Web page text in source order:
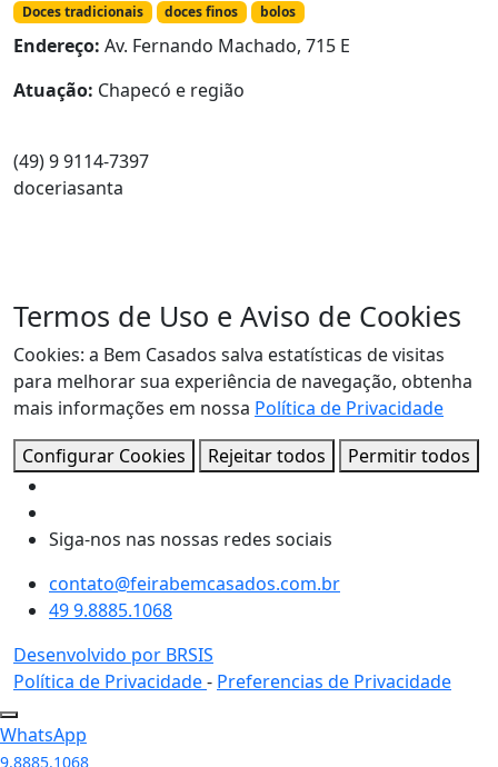
Doces tradicionais
doces finos bolos
Endereço: Av. Fernando Machado, 715 E
Atuação: Chapecó e região
(49) 9 9114-7397
doceriasanta
Termos de Uso e Aviso de Cookies
Cookies: a Bem Casados salva estatísticas de visitas
para melhorar sua experiência de navegação, obtenha
mais informações em nossa Política de Privacidade
Configurar Cookies
Rejeitar todos Permitir todos
Siga-nos nas nossas redes sociais
contato@feirabemcasados.com.br
49 9.8885.1068
Desenvolvido por BRSIS
Política de Privacidade- Preferencias de Privacidade
WhatsApp
9.8885.1068